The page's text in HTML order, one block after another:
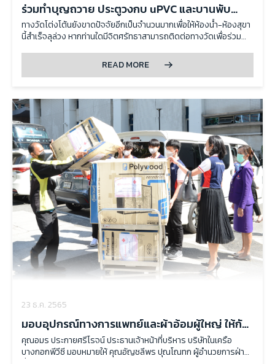
ร่วมทำบุญถวาย ประตูวงกบ uPVC และบานพับ
Polywood 10 ชุด มูลค่า 39,900 บาท ให้แก่ พระครู
สิริปริยัติโกศล เจ้าอาวาส วัดโต่งโต้น
ทางวัดโต่งโต้นยังขาดปัจจัยอีกเป็นจำนวนมากเพื่อให้ห้องน้ำ-ห้องสุขา
นี้สำเร็จลุล่วง หากท่านใดมีจิตศรัทธาสามารถติดต่อทางวัดเพื่อร่วม
READ MORE
23 ธ.ค. 2565
มอบอุปกรณ์ทางการแพทย์และผ้าอ้อมผู้ใหญ่ ให้กับ
โรงพยาบาลจุฬาลงกรณ์ สภากาชาดไทย
คุณอมร ประกายศรีโรจน์ ประธานเจ้าหน้าที่บริหาร บริษัทในเครือ
บางกอกพีวีซี มอบหมายให้ คุณอัญชลีพร ปุณโณทก ผู้อำนวยการฝ่าย